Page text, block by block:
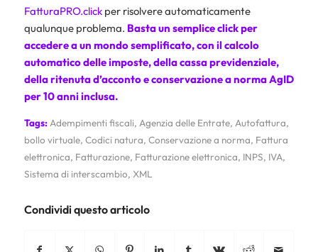
FatturaPRO.clickper risolvere automaticamente
qualunque problema. Basta un semplice click per
accedere a un mondo semplificato, con il calcolo
automatico delle imposte, della cassa previdenziale,
dellaritenuta d’accontoeconservazione a norma AgID
per 10 anni inclusa.
Tags:Adempimenti fiscali, Agenzia delle Entrate, Autofattura,
bollo virtuale, Codici natura, Conservazione a norma, Fattura
elettronica, Fatturazione, Fatturazione elettronica, INPS, IVA,
Sistema di interscambio, XML
Condividi questo articolo